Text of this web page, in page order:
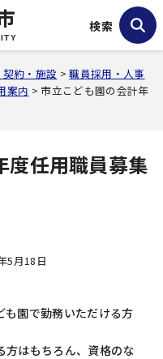
検索
約・施設 >職員採用・人事
案内 > 市立こども園の会計年
度任用職員募集
5月18日
も園で勤務いただける方
方はもちろん、資格のな